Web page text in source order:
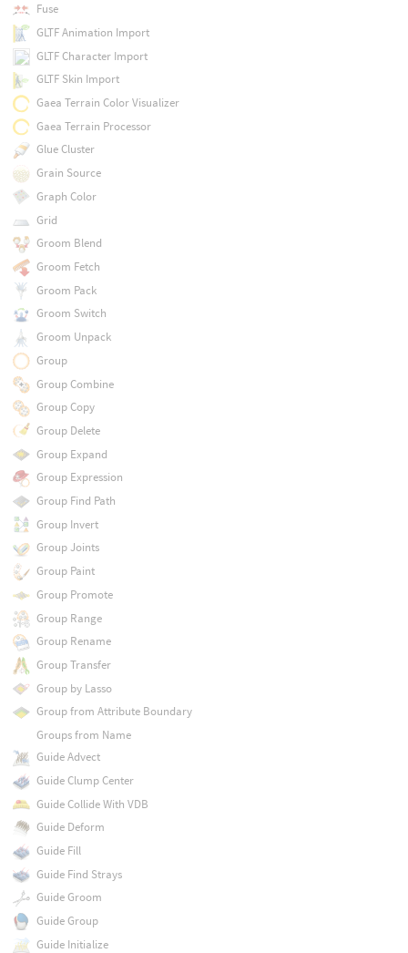
Fuse
GLTF Animation Import
GLTF Character Import
GLTF Skin Import
Gaea Terrain Color Visualizer
Gaea Terrain Processor
Glue Cluster
Grain Source
Graph Color
Grid
Groom Blend
Groom Fetch
Groom Pack
Groom Switch
Groom Unpack
Group
Group Combine
Group Copy
Group Delete
Group Expand
Group Expression
Group Find Path
Group Invert
Group Joints
Group Paint
Group Promote
Group Range
Group Rename
Group Transfer
Group by Lasso
Group from Attribute Boundary
Groups from Name
Guide Advect
Guide Clump Center
Guide Collide With VDB
Guide Deform
Guide Fill
Guide Find Strays
Guide Groom
Guide Group
Guide Initialize